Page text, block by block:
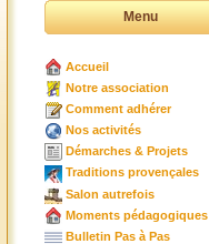
Menu
Accueil
Notre association
Comment adhérer
Nos activités
Démarches & Projets
Traditions provençales
Salon autrefois
Moments pédagogiques
Bulletin Pas à Pas